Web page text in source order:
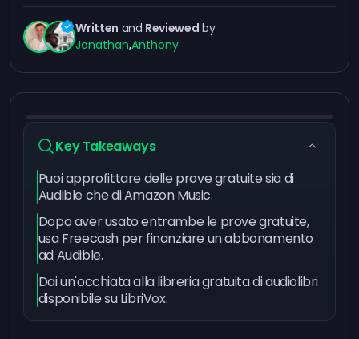
Written and Reviewed by
Jonathan,Anthony
Key Takeaways
Puoi approfittare delle prove gratuite sia di
Audible che di Amazon Music.
Dopo aver usato entrambe le prove gratuite,
usa Freecash per finanziare un abbonamento
ad Audible.
Dai un'occhiata alla libreria gratuita di audiolibri
disponibile su LibriVox.